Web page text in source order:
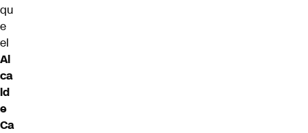
qu
e
el
Al
ca
ld
e
Ca